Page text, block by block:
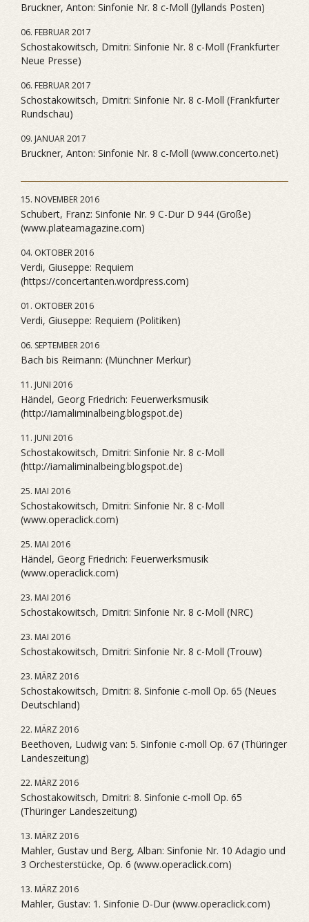
Bruckner, Anton: Sinfonie Nr. 8 c-Moll (Jyllands Posten)
06. FEBRUAR 2017
Schostakowitsch, Dmitri: Sinfonie Nr. 8 c-Moll (Frankfurter
Neue Presse)
06. FEBRUAR 2017
Schostakowitsch, Dmitri: Sinfonie Nr. 8 c-Moll (Frankfurter
Rundschau)
09. JANUAR 2017
Bruckner, Anton: Sinfonie Nr. 8 c-Moll (www.concerto.net)
15. NOVEMBER 2016
Schubert, Franz: Sinfonie Nr. 9 C-Dur D 944 (Große)
(www.plateamagazine.com)
04. OKTOBER 2016
Verdi, Giuseppe: Requiem
(https://concertanten.wordpress.com)
01. OKTOBER 2016
Verdi, Giuseppe: Requiem (Politiken)
06. SEPTEMBER 2016
Bach bis Reimann: (Münchner Merkur)
11. JUNI 2016
Händel, Georg Friedrich: Feuerwerksmusik
(http://iamaliminalbeing.blogspot.de)
11. JUNI 2016
Schostakowitsch, Dmitri: Sinfonie Nr. 8 c-Moll
(http://iamaliminalbeing.blogspot.de)
25. MAI 2016
Schostakowitsch, Dmitri: Sinfonie Nr. 8 c-Moll
(www.operaclick.com)
25. MAI 2016
Händel, Georg Friedrich: Feuerwerksmusik
(www.operaclick.com)
23. MAI 2016
Schostakowitsch, Dmitri: Sinfonie Nr. 8 c-Moll (NRC)
23. MAI 2016
Schostakowitsch, Dmitri: Sinfonie Nr. 8 c-Moll (Trouw)
23. MÄRZ 2016
Schostakowitsch, Dmitri: 8. Sinfonie c-moll Op. 65 (Neues
Deutschland)
22. MÄRZ 2016
Beethoven, Ludwig van: 5. Sinfonie c-moll Op. 67 (Thüringer
Landeszeitung)
22. MÄRZ 2016
Schostakowitsch, Dmitri: 8. Sinfonie c-moll Op. 65
(Thüringer Landeszeitung)
13. MÄRZ 2016
Mahler, Gustav und Berg, Alban: Sinfonie Nr. 10 Adagio und
3 Orchesterstücke, Op. 6 (www.operaclick.com)
13. MÄRZ 2016
Mahler, Gustav: 1. Sinfonie D-Dur (www.operaclick.com)